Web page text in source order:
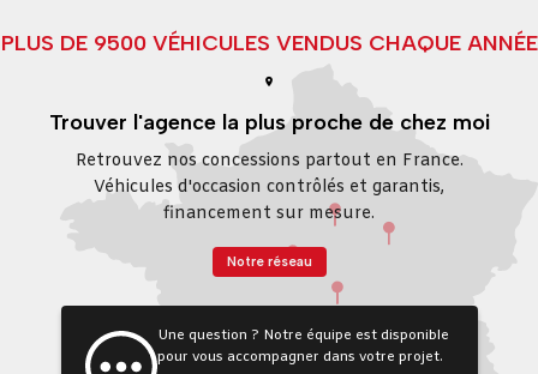
PLUS DE 9500 VÉHICULES VENDUS CHAQUE ANNÉE
Trouver l'agence la plus proche de chez moi
Retrouvez nos concessions partout en France.
Véhicules d'occasion contrôlés et garantis,
financement sur mesure.
Notre réseau
Une question ? Notre équipe est disponible
pour vous accompagner dans votre projet.